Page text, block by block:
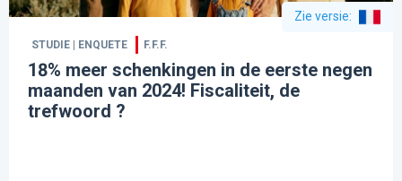
Zie versie:
STUDIE | ENQUETE F.F.F.
18% meer schenkingen in de eerste negen
maanden van 2024! Fiscaliteit, de
trefwoord ?